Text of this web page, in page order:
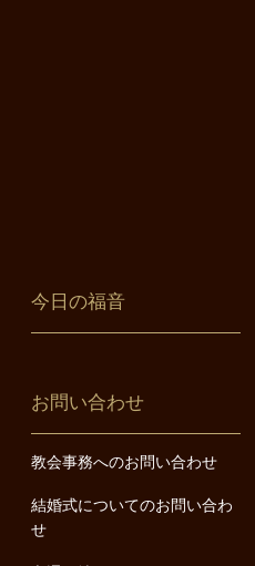
今日の福音
お問い合わせ
教会事務へのお問い合わせ
結婚式についてのお問い合わ
せ